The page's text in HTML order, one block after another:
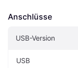
Anschlüsse
USB-Version
USB